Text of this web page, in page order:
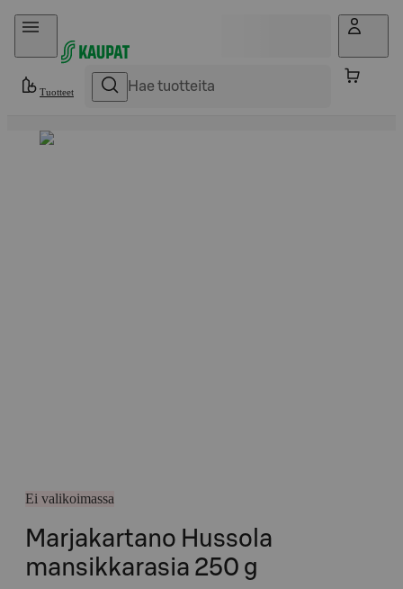
Hyppää sisältöön
Tuotteet
Ei valikoimassa
Marjakartano Hussola
mansikkarasia 250 g